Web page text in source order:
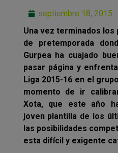
septiembre 18, 2015
Una vez terminados
de pretemporada
Gurpea ha cuajado
pasar página y
Liga 2015-16 en el
momento de ir
Xota, que este año
joven plantilla de los
las posibilidades
esta difícil y exigente